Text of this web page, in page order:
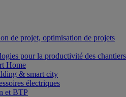
de projet, optimisation de projets
pour la productivité des chantiers
Home
& smart city
électriques
et BTP